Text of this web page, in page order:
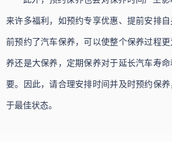
来许多福利，如预约专享优惠、提前安排
前预约了汽车保养，可以使整个保养过程
养还是大保养，定期保养对于延长汽车寿
要。因此，请合理安排时间并及时预约保
于最佳状态。